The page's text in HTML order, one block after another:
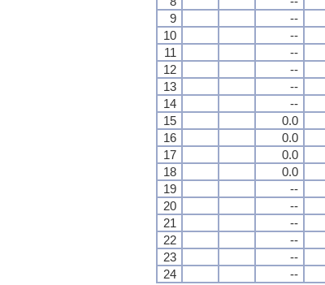
9
--
10
--
11
--
12
--
13
--
14
--
15
0.0
16
0.0
17
0.0
18
0.0
19
--
20
--
21
--
22
--
23
--
24
--